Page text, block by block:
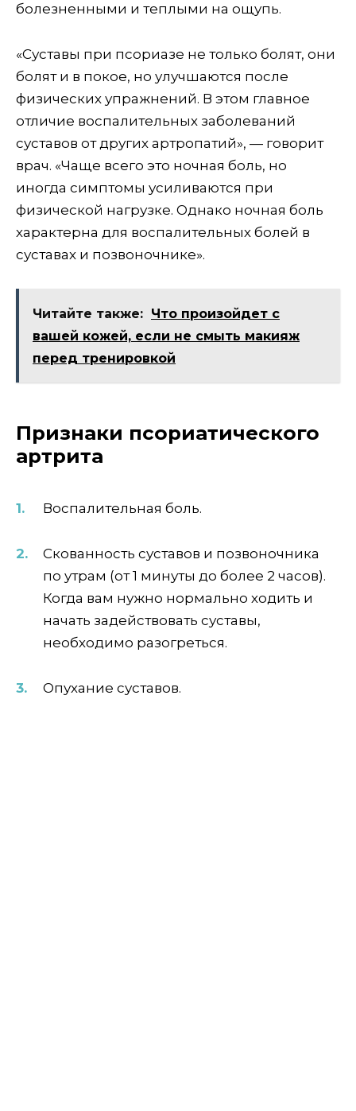
болезненными и теплыми на ощупь.
«Суставы при псориазе не только болят, они
болят и в покое, но улучшаются после
физических упражнений. В этом главное
отличие воспалительных заболеваний
суставов от других артропатий», — говорит
врач. «Чаще всего это ночная боль, но
иногда симптомы усиливаются при
физической нагрузке. Однако ночная боль
характерна для воспалительных болей в
суставах и позвоночнике».
Читайте также: Что произойдет с
вашей кожей, если не смыть макияж
перед тренировкой
Признаки псориатического
артрита
Воспалительная боль.
Скованность суставов и позвоночника
по утрам (от 1 минуты до более 2 часов).
Когда вам нужно нормально ходить и
начать задействовать суставы,
необходимо разогреться.
Опухание суставов.